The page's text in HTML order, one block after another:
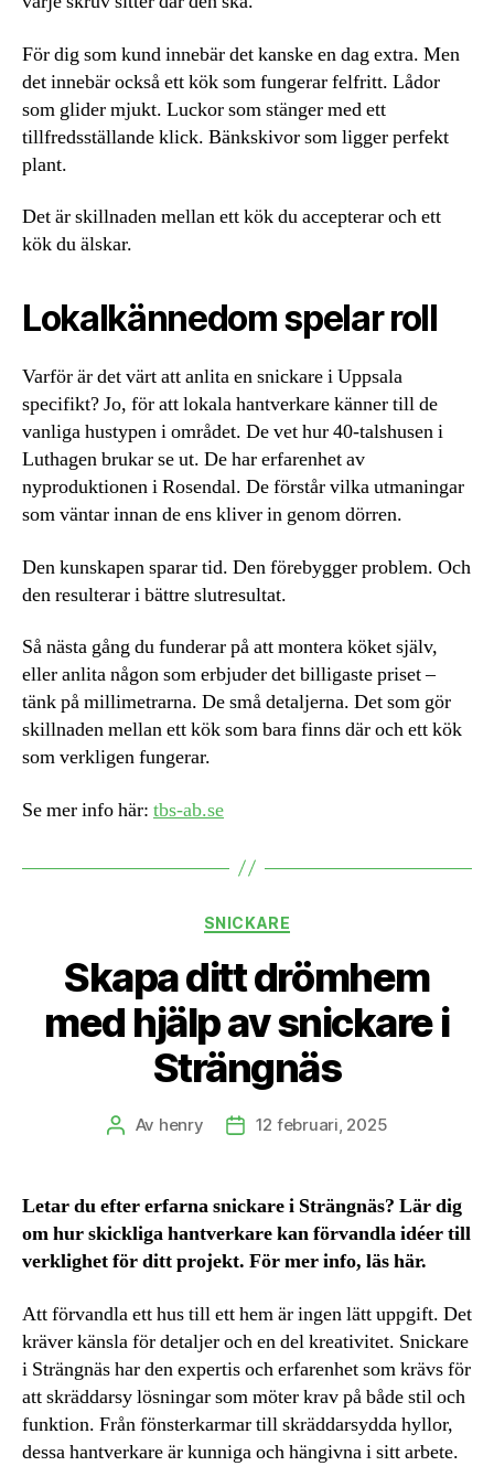
För dig som kund innebär det kanske en dag extra. Men
det innebär också ett kök som fungerar felfritt. Lådor
som glider mjukt. Luckor som stänger med ett
tillfredsställande klick. Bänkskivor som ligger perfekt
plant.
Det är skillnaden mellan ett kök du accepterar och ett
kök du älskar.
Lokalkännedom spelar roll
Varför är det värt att anlita en snickare i Uppsala
specifikt? Jo, för att lokala hantverkare känner till de
vanliga hustypen i området. De vet hur 40-talshusen i
Luthagen brukar se ut. De har erfarenhet av
nyproduktionen i Rosendal. De förstår vilka utmaningar
som väntar innan de ens kliver in genom dörren.
Den kunskapen sparar tid. Den förebygger problem. Och
den resulterar i bättre slutresultat.
Så nästa gång du funderar på att montera köket själv,
eller anlita någon som erbjuder det billigaste priset –
tänk på millimetrarna. De små detaljerna. Det som gör
skillnaden mellan ett kök som bara finns där och ett kök
som verkligen fungerar.
Se mer info här: tbs-ab.se
Kategorier
SNICKARE
Skapa ditt drömhem
med hjälp av snickare i
Strängnäs
Inläggsförfattare
Av henry Inläggsdatum
12 februari, 2025
Letar du efter erfarna snickare i Strängnäs? Lär dig
om hur skickliga hantverkare kan förvandla idéer till
verklighet för ditt projekt. För mer info, läs här.
Att förvandla ett hus till ett hem är ingen lätt uppgift. Det
kräver känsla för detaljer och en del kreativitet. Snickare
i Strängnäs har den expertis och erfarenhet som krävs för
att skräddarsy lösningar som möter krav på både stil och
funktion. Från fönsterkarmar till skräddarsydda hyllor,
dessa hantverkare är kunniga och hängivna i sitt arbete.